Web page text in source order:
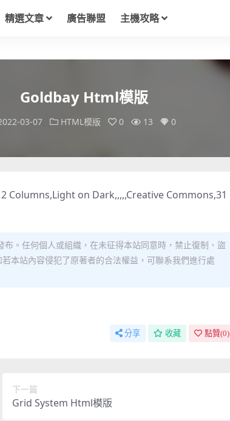
精選文章 廣告聯盟 主機攻略
Goldbay Html模版
03-07 HTML模版 0 13 0
Columns,Light on Dark,,,,,Creative Commons,31
。任何個人或組織，在未征得本站同意時，禁止復制、盜
本站內容侵犯了原著者的合法權益，可聯系我們進行處
分享 收藏 點贊(0)
下一篇
Grid System Html模版